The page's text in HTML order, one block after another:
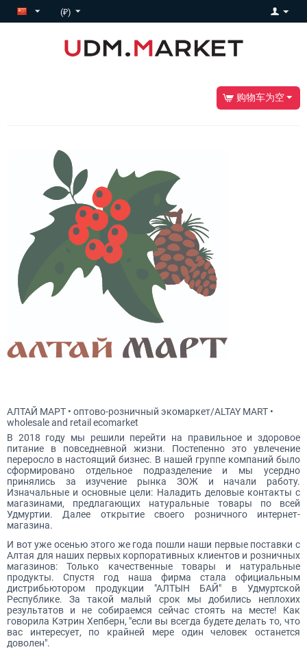
(₽)
购物车为空
АЛТАЙ МАРТ • оптово-розничный экомаркет/ALTAY MART •
wholesale and retail ecomarket
В 2018 году мы решили перейти на правильное и здоровое
питание в повседневной жизни. Постепенно это увлечение
переросло в настоящий бизнес. В нашей группе компаний было
сформировано отдельное подразделение и мы усердно
принялись за изучение рынка ЗОЖ и начали работу.
Изначальные и основные цели: Наладить деловые контакты с
магазинами, предлагающих натуральные товары по всей
Удмуртии. Далее открытие своего розничного интернет-
магазина.
И вот уже осенью этого же года пошли наши первые поставки с
Алтая для наших первых корпоративных клиентов и розничных
магазинов: Только качественные товары и натуральные
продукты. Спустя год наша фирма стала официальным
дистрибьютором продукции "АЛТЫН БАЙ" в Удмуртской
Республике. За такой малый срок мы добились неплохих
результатов и не собираемся сейчас стоять на месте! Как
говорила Кэтрин Хепберн, "если вы всегда будете делать то, что
вас интересует, по крайней мере один человек останется
доволен".